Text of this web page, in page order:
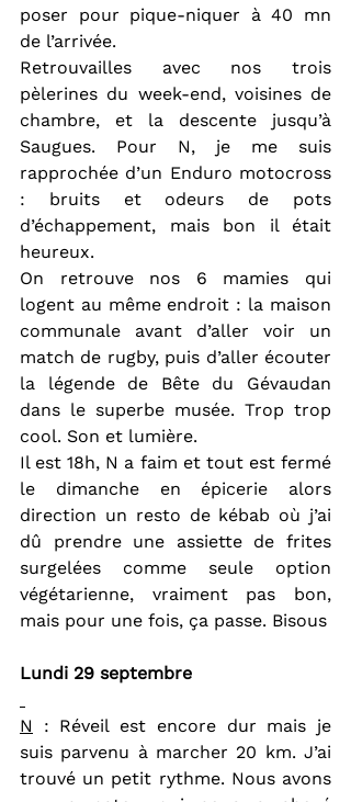
poser pour pique-niquer à 40 mn
de l’arrivée.
Retrouvailles avec nos trois
pèlerines du week-end, voisines de
chambre, et la descente jusqu’à
Saugues. Pour N, je me suis
rapprochée d’un Enduro motocross
: bruits et odeurs de pots
d’échappement, mais bon il était
heureux.
On retrouve nos 6 mamies qui
logent au même endroit : la maison
communale avant d’aller voir un
match de rugby, puis d’aller écouter
la légende de Bête du Gévaudan
dans le superbe musée. Trop trop
cool. Son et lumière.
Il est 18h, N a faim et tout est fermé
le dimanche en épicerie alors
direction un resto de kébab où j’ai
dû prendre une assiette de frites
surgelées comme seule option
végétarienne, vraiment pas bon,
mais pour une fois, ça passe. Bisous
Lundi 29 septembre
N
: Réveil est encore dur mais je
suis parvenu à marcher 20 km. J’ai
trouvé un petit rythme. Nous avons